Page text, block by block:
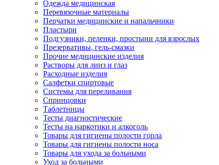
Одежда медицинская
Перевязочные материалы
Перчатки медицинские и напальчники
Пластыри
Подгузники, пеленки, простыни для взрослых
Презервативы, гель-смазки
Прочие медицинские изделия
Растворы для линз и глаз
Расходные изделия
Салфетки спиртовые
Системы для переливания
Спринцовки
Таблетницы
Тесты диагностические
Тесты на наркотики и алкоголь
Товары для гигиены полости горла
Товары для гигиены полости носа
Товары для ухода за больными
Уход за больными